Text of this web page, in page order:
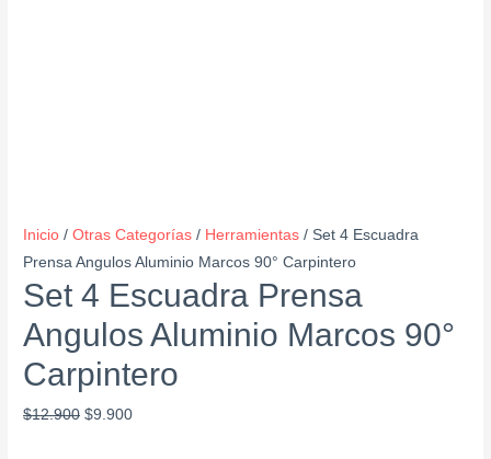
Inicio /Otras Categorías / Herramientas / Set 4 Escuadra
Prensa Angulos Aluminio Marcos 90° Carpintero
Set 4 Escuadra Prensa
Angulos Aluminio Marcos 90°
Carpintero
$12.900 $9.900